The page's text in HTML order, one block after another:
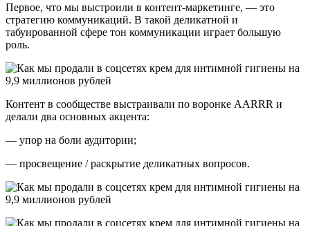
Первое, что мы выстроили в контент-маркетинге, — это
стратегию коммуникаций. В такой деликатной и
табуированной сфере тон коммуникации играет большую
роль.
Контент в сообществе выстраивали по воронке AARRR и
делали два основных акцента:
— упор на боли аудитории;
— просвещение / раскрытие деликатных вопросов.